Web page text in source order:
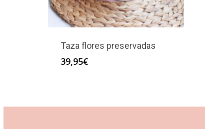
Taza flores preservadas
39,95€